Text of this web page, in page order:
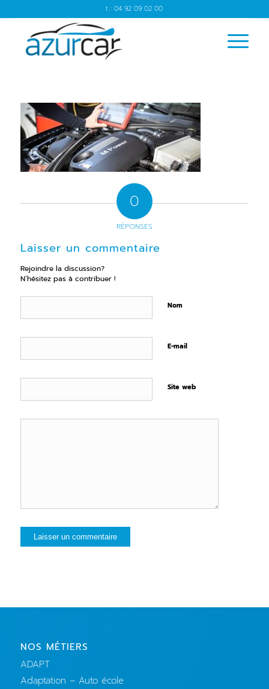
t : 04 92 09 02 00
0
RÉPONSES
Laisser un commentaire
Rejoindre la discussion?
N’hésitez pas à contribuer !
Nom
E-mail
Site web
NOS MÉTIERS
ADAPT
Adaptation – Auto école